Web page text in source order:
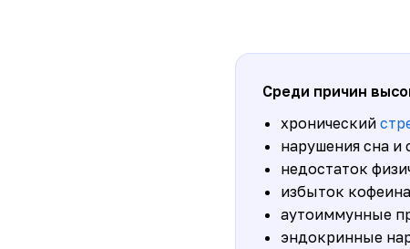
Среди причин
хронический
нарушения сна и
недостаток
избыток
аутоиммунные
эндокринные